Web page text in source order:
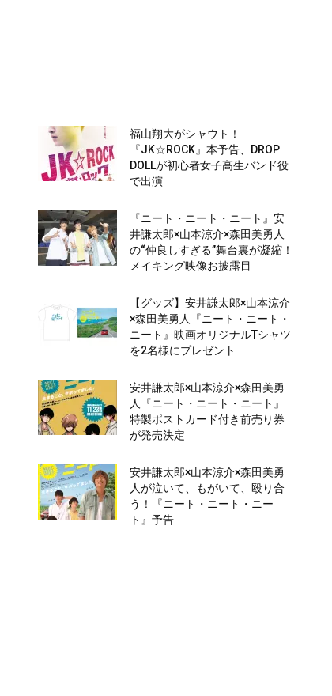
福山翔大がシャウト！
『JK☆ROCK』本予告、DROP
DOLLが初心者女子高生バンド役
で出演
『ニート・ニート・ニート』安
井謙太郎×山本涼介×森田美勇人
の“仲良しすぎる”舞台裏が凝縮！
メイキング映像お披露目
【グッズ】安井謙太郎×山本涼介
×森田美勇人『ニート・ニート・
ニート』映画オリジナルTシャツ
を2名様にプレゼント
安井謙太郎×山本涼介×森田美勇
人『ニート・ニート・ニート』
特製ポストカード付き前売り券
が発売決定
安井謙太郎×山本涼介×森田美勇
人が泣いて、もがいて、殴り合
う！『ニート・ニート・ニー
ト』予告